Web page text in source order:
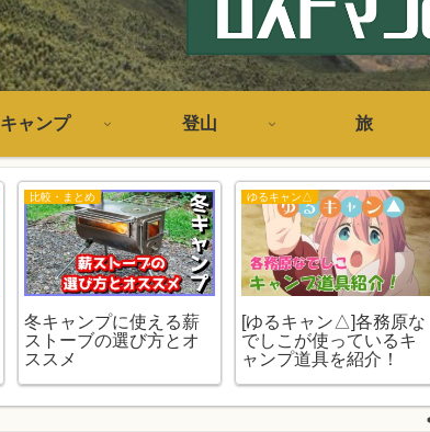
キャンプ 登山 旅
比較・まとめ
冬キャンプに使える薪
ストーブの選び方とオ
ススメ
ゆるキャン△
[ゆるキャン△]各務原な
でしこが使っているキ
ャンプ道具を紹介！